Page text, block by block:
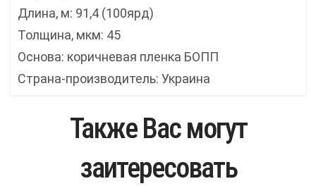
Длина, м: 91,4 (100ярд)
Толщина, мкм: 45
Основа: коричневая пленка БОПП
Страна-производитель: Украина
Также Вас могут
заитересовать